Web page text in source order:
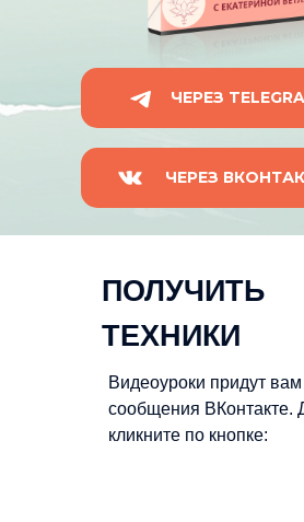
ЧЕРЕЗ
ЧЕРЕЗ
Видеоуроки придут
сообщения ВКонтакте.
кликните по кнопке:
ПОЛУЧИТЬ
ТЕХНИКИ